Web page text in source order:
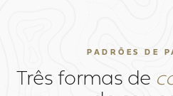
PADRÕES DE
Três formas de